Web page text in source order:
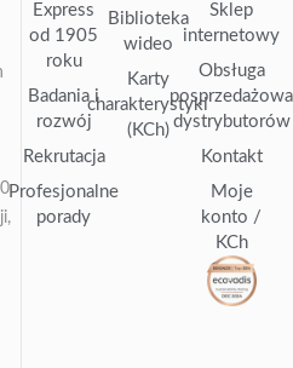
Express
od 1905
roku
Badania i
rozwój
Rekrutacja
Profesjonalne
porady
Biblioteka
wideo
Karty
charakterystyki
(KCh)
Sklep
internetowy
Obsługa
posprzedażowa
dystrybutorów
Kontakt
Moje
konto /
KCh